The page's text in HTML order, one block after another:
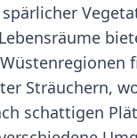
Sträuchern,
schattigen